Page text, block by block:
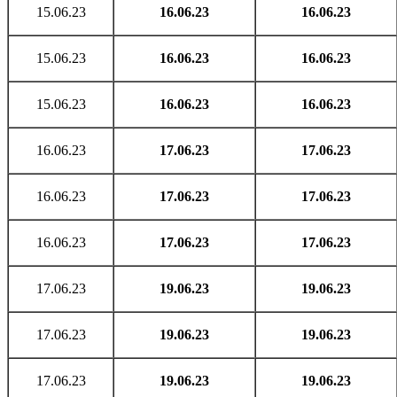
15.06.23 16.06.23 16.06.23
15.06.23 16.06.23 16.06.23
15.06.23 16.06.23 16.06.23
16.06.23 17.06.23 17.06.23
16.06.23 17.06.23 17.06.23
16.06.23 17.06.23 17.06.23
17.06.23 19.06.23 19.06.23
17.06.23 19.06.23 19.06.23
17.06.23 19.06.23 19.06.23